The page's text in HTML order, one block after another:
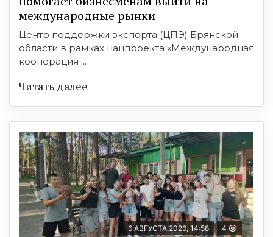
международные рынки
Центр поддержки экспорта (ЦПЭ) Брянской
области в рамках нацпроекта «Международная
кооперация ...
Читать далее
6 АВГУСТА 2026, 14:58 4